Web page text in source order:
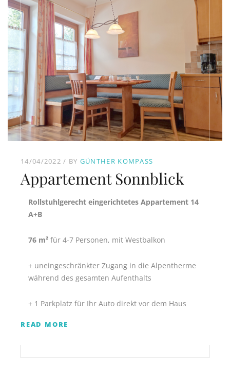
14/04/2022 BY GÜNTHER KOMPASS
Appartement Sonnblick
Rollstuhlgerecht eingerichtetes Appartement 14
A+B
76 m² für 4-7 Personen, mit Westbalkon
+ uneingeschränkter Zugang in die Alpentherme
während des gesamten Aufenthalts
+ 1 Parkplatz für Ihr Auto direkt vor dem Haus
READ MORE